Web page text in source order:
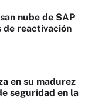
nube de SAP
de reactivación
en su madurez
seguridad en la